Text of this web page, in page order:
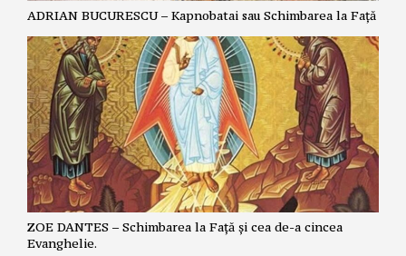
ADRIAN BUCURESCU – Kapnobatai sau Schimbarea la Față
ZOE DANTES – Schimbarea la Față și cea de-a cincea
Evanghelie.